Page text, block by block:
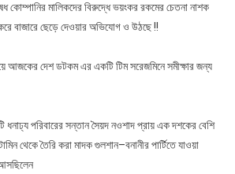
কেটামিন!
কোম্পানির মালিকদের বিরুদ্ধে ভয়ংকর রকমের চেতনা নাশক
বাজারে ছেড়ে দেওয়ার অভিযোগ ও উঠছে !!
আজকের দেশ ডটকম এর একটি টিম সরেজমিনে সমীক্ষার জন্য
ধনাঢ্য পরিবারের সন্তান সৈয়দ নওশাদ প্রায় এক দশকের বেশি
থেকে তৈরি করা মাদক গুলশান–বনানীর পার্টিতে যাওয়া